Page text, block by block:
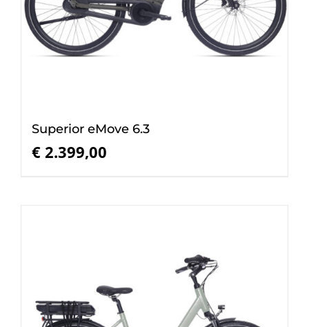
Superior eMove 6.3
€ 2.399,00